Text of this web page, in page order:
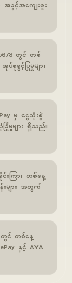
ခွင့်အကျေးဇူး
တွင် တစ်
စုခွင့်ပြုမှုများ
မှ ငွေသုံးစွဲ
ခြုံမှုများ ရှိသည်။
ကြား တစ်နေ့
များ အတွက်
တွင် တစ်နေ့
နှင့် AYA